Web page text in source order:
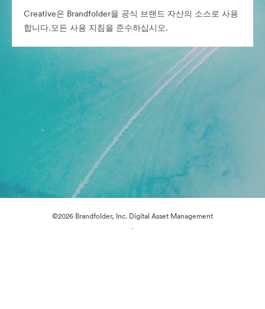
Creative은 Brandfolder을 공식 브랜드 자산의 소스로 사용
합니다.모든 사용 지침을 준수하십시오.
©2026 Brandfolder, Inc. Digital Asset Management
·